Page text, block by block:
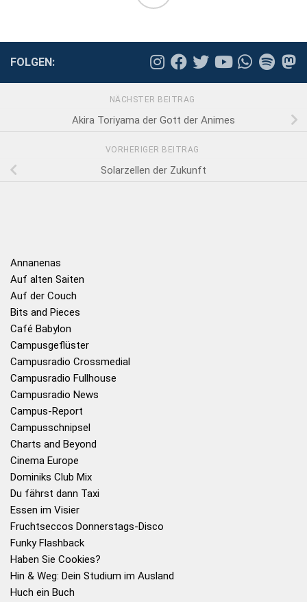
FOLGEN:
NÄCHSTER BEITRAG
Akira Toriyama der Gott der Animes
VORHERIGER BEITRAG
Solarzellen der Zukunft
Annanenas
Auf alten Saiten
Auf der Couch
Bits and Pieces
Café Babylon
Campusgeflüster
Campusradio Crossmedial
Campusradio Fullhouse
Campusradio News
Campus-Report
Campusschnipsel
Charts and Beyond
Cinema Europe
Dominiks Club Mix
Du fährst dann Taxi
Essen im Visier
Fruchtseccos Donnerstags-Disco
Funky Flashback
Haben Sie Cookies?
Hin & Weg: Dein Studium im Ausland
Huch ein Buch